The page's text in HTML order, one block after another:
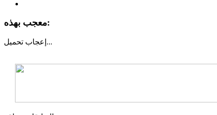
معجب بهذه:
إعجاب تحميل...